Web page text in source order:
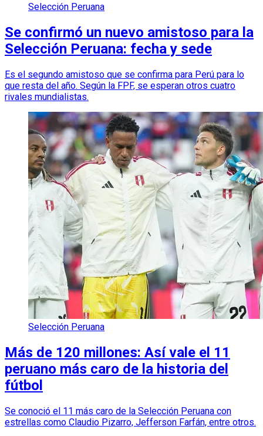
Selección Peruana
Se confirmó un nuevo amistoso para la
Selección Peruana: fecha y sede
Es el segundo amistoso que se confirma para Perú para lo
que resta del año. Según la FPF, se esperan otros cuatro
rivales mundialistas.
Selección Peruana
Más de 120 millones: Así vale el 11
peruano más caro de la historia del
fútbol
Se conoció el 11 más caro de la Selección Peruana con
estrellas como Claudio Pizarro, Jefferson Farfán, entre otros.